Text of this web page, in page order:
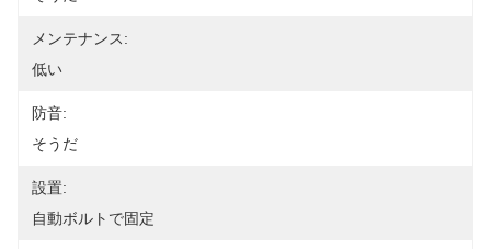
メンテナンス:
低い
防音:
そうだ
設置:
自動ボルトで固定